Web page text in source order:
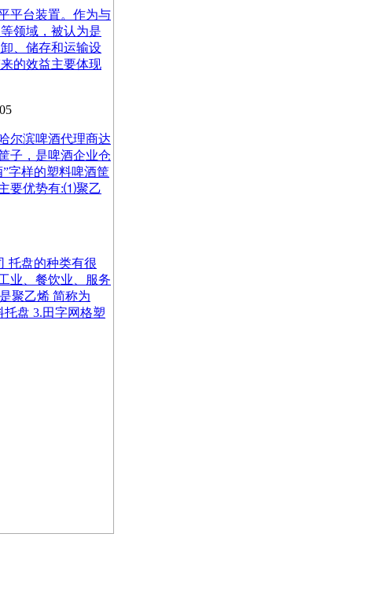
平台装置。作为与
领域，被认为是
、储存和运输设
的效益主要体现
尔滨啤酒代理商达
子，是啤酒企业仓
字样的塑料啤酒筐
要优势有:⑴聚乙
托盘的种类有很
业、餐饮业、服务
聚乙烯 简称为
盘 3.田字网格塑